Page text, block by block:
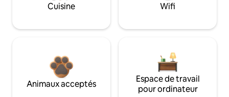
Cuisine Wifi
Animaux acceptés
Espace de travail
pour ordinateur